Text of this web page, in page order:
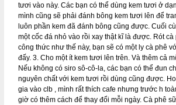
tươi vào này. Các bạn có thể dùng kem tươi ở
mình cũng sẽ phải đánh bông kem tươi lên để
luôn phần kem đã đánh bông cũng được. Cuối
một cốc đá nhỏ vào rồi xay thật kĩ là được. Rót
công thức như thế này, bạn sẽ có một ly cà phê
đấy. 3. Cho một ít kem tươi lên trên. Và thêm cả
Nếu không có siro sô-cô-la, các bạn có thể đun
nguyên chất với kem tươi rồi dùng cũng được.
gia vào clb , mình rất thích cafe nhưng trước h
giờ có thêm cách để thay đổi mỗi ngày. Cà phê